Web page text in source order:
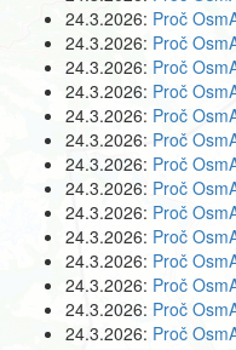
24.3.2026: Proč
24.3.2026: Proč
24.3.2026: Proč
24.3.2026: Proč
24.3.2026: Proč
24.3.2026: Proč
24.3.2026: Proč
24.3.2026: Proč
24.3.2026: Proč
24.3.2026: Proč
24.3.2026: Proč
24.3.2026: Proč
24.3.2026: Proč
24.3.2026: Proč